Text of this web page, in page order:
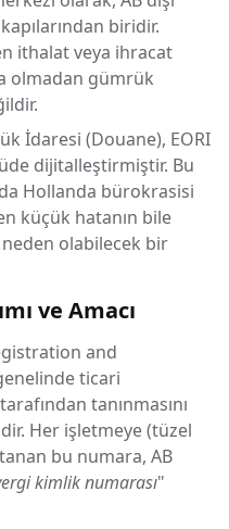
biridir.
ithalat veya ihracat
olmadan gümrük
İdaresi (Douane), EORI
dijitalleştirmiştir. Bu
Hollanda bürokrasisi
küçük hatanın bile
olabilecek bir
ve Amacı
and
ticari
tanınmasını
Her işletmeye (tüzel
bu numara, AB
kimlik numarası"